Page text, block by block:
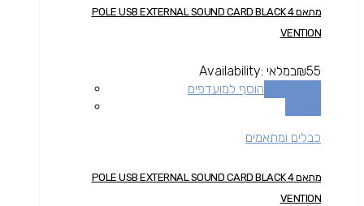
מתאם 4 POLE USB EXTERNAL SOUND CARD BLACK
VENTION
₪55
Availability: במלאי
הוסף למועדפים
כבלים ומתאמים
מתאם 4 POLE USB EXTERNAL SOUND CARD BLACK
VENTION